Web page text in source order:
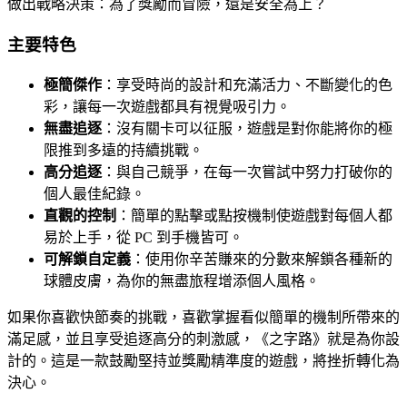
做出戰略決策：為了獎勵而冒險，還是安全為上？
主要特色
極簡傑作 ：享受時尚的設計和充滿活力、不斷變化的色
彩，讓每一次遊戲都具有視覺吸引力。
無盡追逐 ：沒有關卡可以征服，遊戲是對你能將你的極
限推到多遠的持續挑戰。
高分追逐 ：與自己競爭，在每一次嘗試中努力打破你的
個人最佳紀錄。
直觀的控制 ：簡單的點擊或點按機制使遊戲對每個人都
易於上手，從 PC 到手機皆可。
可解鎖自定義 ：使用你辛苦賺來的分數來解鎖各種新的
球體皮膚，為你的無盡旅程增添個人風格。
如果你喜歡快節奏的挑戰，喜歡掌握看似簡單的機制所帶來的
滿足感，並且享受追逐高分的刺激感，《之字路》就是為你設
計的。這是一款鼓勵堅持並獎勵精準度的遊戲，將挫折轉化為
決心。